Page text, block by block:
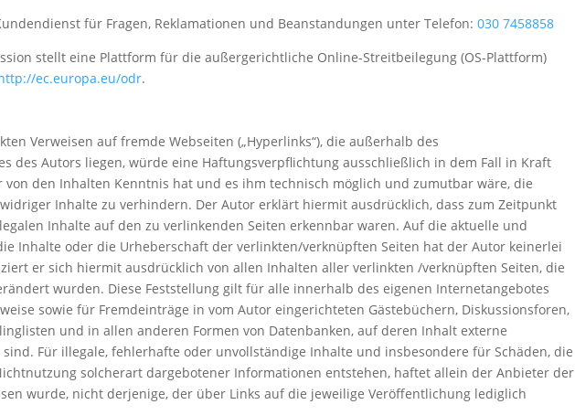
für Fragen, Reklamationen und Beanstandungen unter Telefon:030 7458858
stellt eine Plattform für die außergerichtliche Online-Streitbeilegung (OS-Plattform)
ec.europa.eu/odr.
Verweisen auf fremde Webseiten („Hyperlinks“), die außerhalb des
des Autors liegen, würde eine Haftungsverpflichtung ausschließlich in dem Fall in Kraft
den Inhalten Kenntnis hat und es ihm technisch möglich und zumutbar wäre, die
Inhalte zu verhindern. Der Autor erklärt hiermit ausdrücklich, dass zum Zeitpunkt
Inhalte auf den zu verlinkenden Seiten erkennbar waren. Auf die aktuelle und
Inhalte oder die Urheberschaft der verlinkten/verknüpften Seiten hat der Autor keinerlei
er sich hiermit ausdrücklich von allen Inhalten aller verlinkten /verknüpften Seiten, die
wurden. Diese Feststellung gilt für alle innerhalb des eigenen Internetangebotes
sowie für Fremdeinträge in vom Autor eingerichteten Gästebüchern, Diskussionsforen,
und in allen anderen Formen von Datenbanken, auf deren Inhalt externe
Für illegale, fehlerhafte oder unvollständige Inhalte und insbesondere für Schäden, die
solcherart dargebotener Informationen entstehen, haftet allein der Anbieter der
wurde, nicht derjenige, der über Links auf die jeweilige Veröffentlichung lediglich